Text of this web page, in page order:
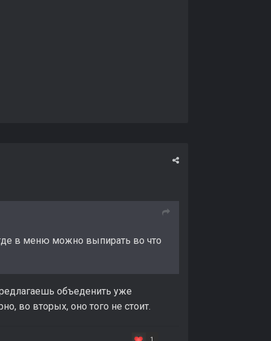
в меню можно выпирать во что
объеденить уже
во вторых, оно того не стоит.